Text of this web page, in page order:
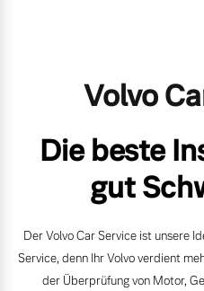
Editionsmodelle
Angebot anfragen
Fahrzeug konfigurieren
Aktuelle
Service by Volvo
Volvo
Die beste
gut
Der Volvo Car Service ist unsere
Service, denn Ihr Volvo verdient
der Überprüfung von Motor,